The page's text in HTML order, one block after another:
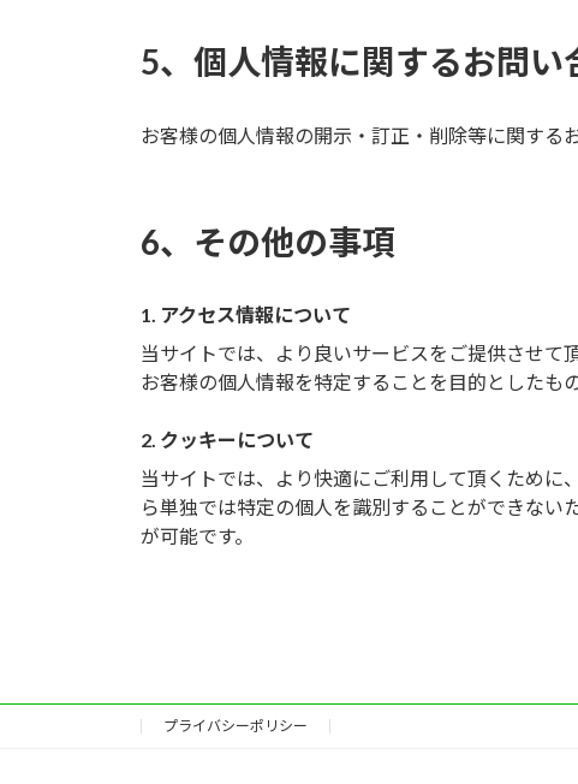
5、個人情報に関するお問い
お客様の個人情報の開示・訂正・削除等に関する
6、その他の事項
1. アクセス情報について
当サイトでは、より良いサービスをご提供させて
お客様の個人情報を特定することを目的としたも
2. クッキーについて
当サイトでは、より快適にご利用して頂くために
ら単独では特定の個人を識別することができない
が可能です。
プライバシーポリシー